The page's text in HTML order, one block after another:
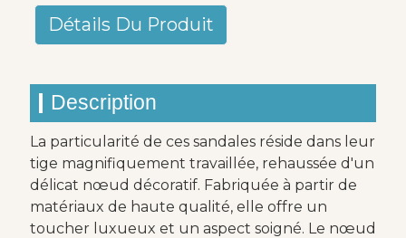
Détails Du Produit
Description
La particularité de ces sandales réside dans leur
tige magnifiquement travaillée, rehaussée d'un
délicat nœud décoratif. Fabriquée à partir de
matériaux de haute qualité, elle offre un
toucher luxueux et un aspect soigné. Le nœud